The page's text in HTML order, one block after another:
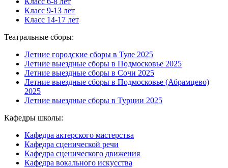
Класс 9-13 лет
Класс 14-17 лет
Театральные сборы:
Летние городские сборы в Туле 2025
Летние выездные сборы в Подмосковье 2025
Летние выездные сборы в Сочи 2025
Летние выездные сборы в Подмосковье (Абрамцево)
2025
Летние выездные сборы в Турции 2025
Кафедры школы:
Кафедра актерского мастерства
Кафедра сценической речи
Кафедра сценического движения
Кафедра вокального искусства